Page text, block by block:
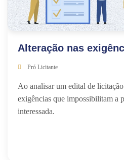
Alteração nas
Pró Licitante
Ao analisar um edital de
exigências que impossibilitam a
interessada.